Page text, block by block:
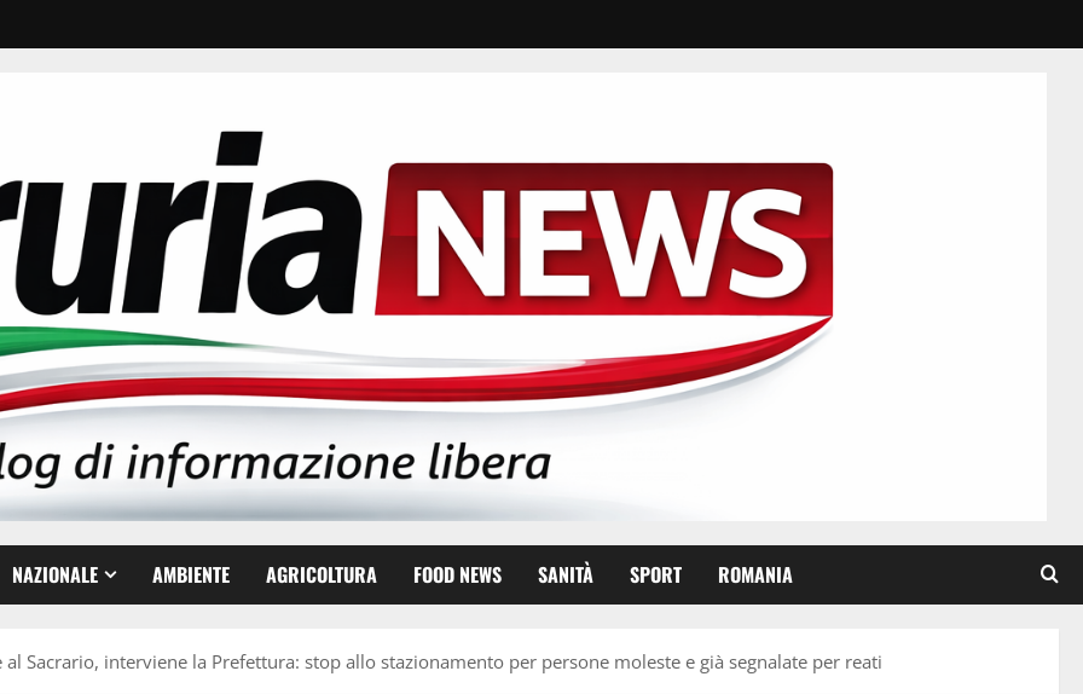
NAZIONALE AMBIENTE AGRICOLTURA FOOD NEWS SANITÀ SPORT ROMANIA
al Sacrario, interviene la Prefettura: stop allo stazionamento per persone moleste e già segnalate per reati